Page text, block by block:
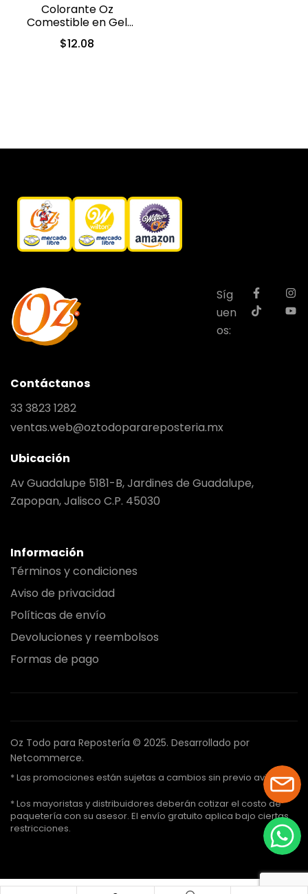
Colorante Oz
Comestible en Gel
Verde 10ml (554)
$12.08
Síg
uen
os:
Contáctanos
33 3823 1282
ventas.web@oztodoparareposteria.mx
Ubicación
Av Guadalupe 5181-B, Jardines de Guadalupe,
Zapopan, Jalisco C.P. 45030
Información
Términos y condiciones
Aviso de privacidad
Políticas de envío
Devoluciones y reembolsos
Formas de pago
Oz Todo para Repostería © 2025. Desarrollado por
Netcommerce.
* Las promociones están sujetas a cambios sin previo aviso.
* Los mayoristas y distribuidores deberán cotizar el costo de
paquetería con su asesor. El envío gratuito aplica bajo ciertas
restricciones.